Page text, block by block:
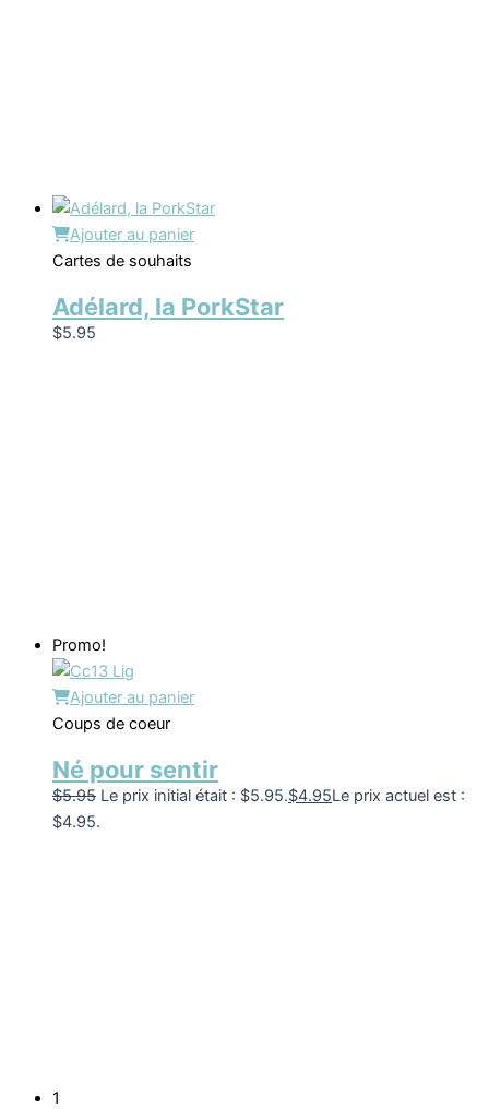
Ajouter au panier
Cartes de souhaits
Adélard, la PorkStar
$5.95
Promo!
Ajouter au panier
Coups de coeur
Né pour sentir
$5.95 Le prix initial était : $5.95.$4.95Le prix actuel est :
$4.95.
1